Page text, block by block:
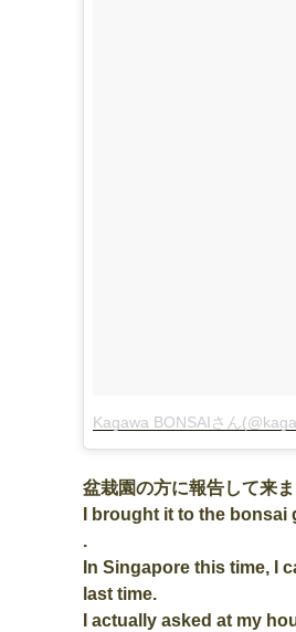
Kagawa BONSAIさん
盆栽園の方に報告して来ま
I brought it to the bonsai
.
In Singapore this time, I
last time.
I actually asked at my